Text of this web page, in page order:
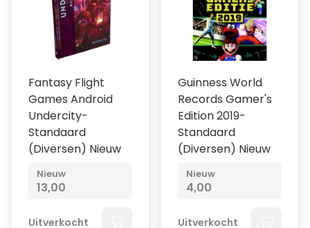
Fantasy Flight
Games Android
Undercity-
Standaard
(Diversen) Nieuw
Nieuw
13,00
Uitverkocht
Guinness World
Records Gamer's
Edition 2019-
Standaard
(Diversen) Nieuw
Nieuw
4,00
Uitverkocht